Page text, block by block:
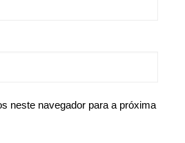
neste navegador para a próxima